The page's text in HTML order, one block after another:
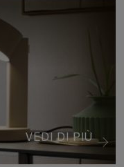
VEDI DI PIÙ